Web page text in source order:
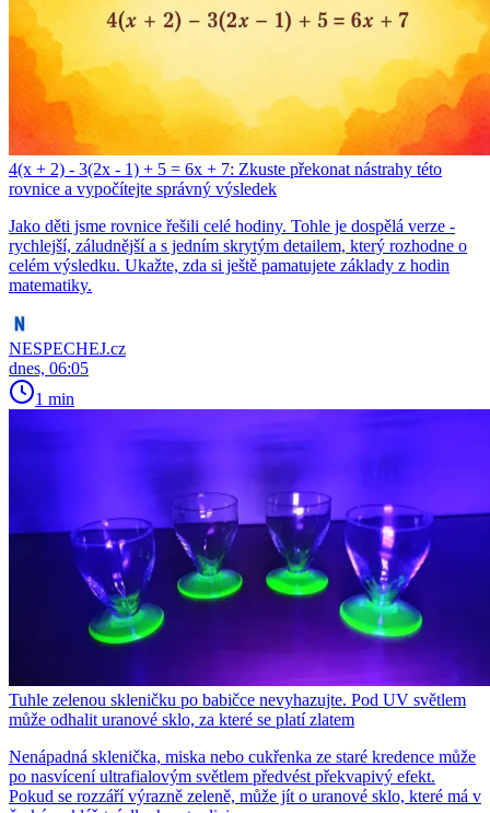
4(x + 2) - 3(2x - 1) + 5 = 6x + 7: Zkuste překonat nástrahy této
rovnice a vypočítejte správný výsledek
Jako děti jsme rovnice řešili celé hodiny. Tohle je dospělá verze -
rychlejší, záludnější a s jedním skrytým detailem, který rozhodne o
celém výsledku. Ukažte, zda si ještě pamatujete základy z hodin
matematiky.
NESPECHEJ.cz
dnes, 06:05
1 min
Tuhle zelenou skleničku po babičce nevyhazujte. Pod UV světlem
může odhalit uranové sklo, za které se platí zlatem
Nenápadná sklenička, miska nebo cukřenka ze staré kredence může
po nasvícení ultrafialovým světlem předvést překvapivý efekt.
Pokud se rozzáří výrazně zeleně, může jít o uranové sklo, které má v